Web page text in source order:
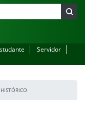
Servidor
HISTÓRICO